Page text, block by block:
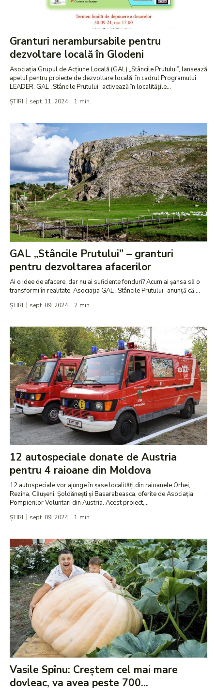
Granturi nerambursabile pentru
dezvoltare locală în Glodeni
Asociația Grupul de Acțiune Locală (GAL) „Stâncile Prutului”, lansează
apelul pentru proiecte de dezvoltare locală, în cadrul Programului
LEADER. GAL „Stâncile Prutului” activează în localitățile...
ȘTIRI sept. 11, 2024 1 min.
GAL „Stâncile Prutului” – granturi
pentru dezvoltarea afacerilor
Ai o idee de afacere, dar nu ai suficiente fonduri? Acum ai șansa să o
transformi în realitate. Asociația GAL „Stâncile Prutului” anunță că,...
ȘTIRI sept. 09, 2024 2 min.
12 autospeciale donate de Austria
pentru 4 raioane din Moldova
12 autospeciale vor ajunge în șase localități din raioanele Orhei,
Rezina, Căușeni, Șoldănești și Basarabeasca, oferite de Asociația
Pompierilor Voluntari din Austria. Acest proiect,...
ȘTIRI sept. 09, 2024 1 min.
Vasile Spînu: Creștem cel mai mare
dovleac, va avea peste 700...